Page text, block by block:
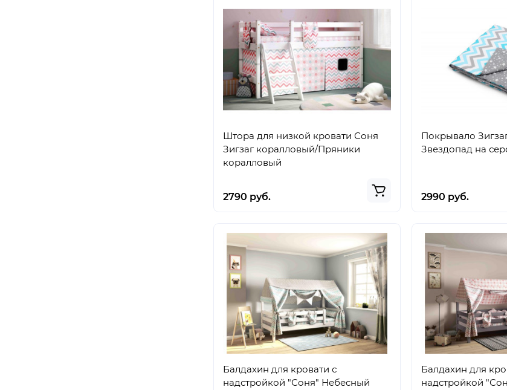
Штора для низкой кровати Соня
Зигзаг коралловый/Пряники
коралловый
2790 руб.
Покрывало
Звездопад на
2990 руб.
Балдахин для кровати с
надстройкой "Соня" Небесный
Балдахин для
надстройкой